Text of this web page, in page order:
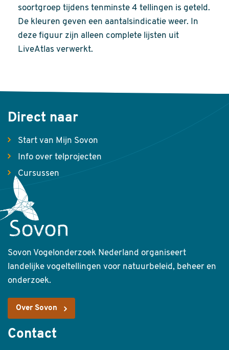
soortgroep tijdens tenminste 4 tellingen is geteld.
De kleuren geven een aantalsindicatie weer. In
deze figuur zijn alleen complete lijsten uit
LiveAtlas verwerkt.
Direct naar
Start van Mijn Sovon
Info over telprojecten
Cursussen
Sovon Vogelonderzoek Nederland organiseert
landelijke vogeltellingen voor natuurbeleid, beheer en
onderzoek.
Over Sovon
Contact